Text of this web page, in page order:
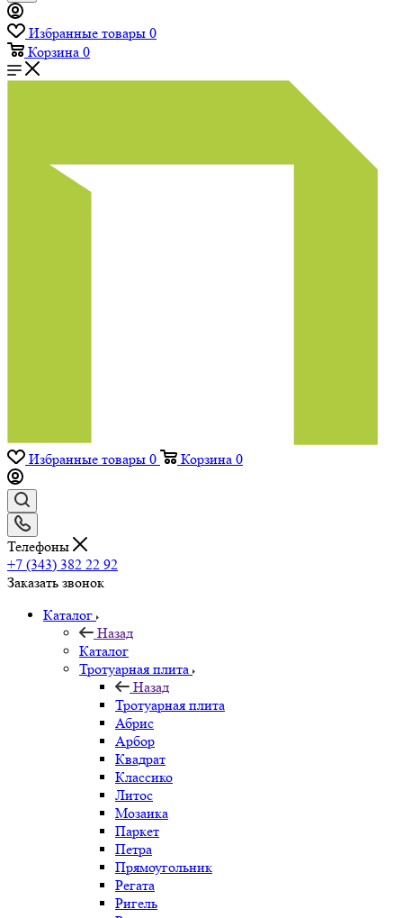
Избранные товары 0
Корзина 0
Избранные товары 0 Корзина 0
Телефоны
+7 (343) 382 22 92
Заказать звонок
Каталог
Назад
Каталог
Тротуарная плита
Назад
Тротуарная плита
Абрис
Арбор
Квадрат
Классико
Литос
Мозаика
Паркет
Петра
Прямоугольник
Регата
Ригель